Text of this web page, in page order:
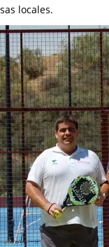
locales.